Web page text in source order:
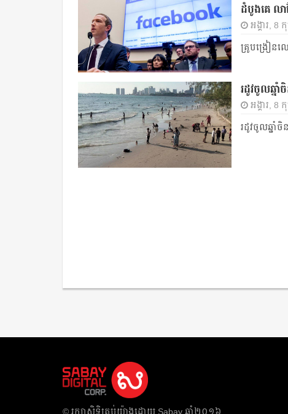
ដំបូងគេ ល
អង្គារ, 8
គ្រូបង្រៀន​ល
រដូវចូលឆ្ន
អង្គារ, 8
រដូវចូលឆ្នាំ
​© រក្សា​សិទ្ធិ​គ្រប់​យ៉ាង​ដោយ​ Sabay ឆ្នាំ​២០១៦